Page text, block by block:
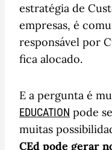
estratégia de
empresas, é
responsável por
fica alocado.
E a pergunta é
EDUCATION pode
muitas
CEd pode gerar